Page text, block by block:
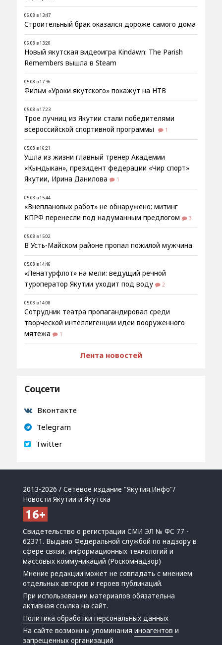
06.08 в 13:47
Строительный брак оказался дороже самого дома
06.08 в 13:20
Новый якутская видеоигра Kindawn: The Parish
Remembers вышла в Steam
05.08 в 17:36
Фильм «Уроки якутского» покажут на НТВ
05.08 в 17:23
Трое лучниц из Якутии стали победителями
всероссийской спортивной программы
1
05.08 в 16:21
Ушла из жизни главный тренер Академии
«Кындыкан», президент федерации «Чир спорт»
Якутии, Ирина Данилова
1
05.08 в 15:44
«Внеплановых работ» не обнаружено: митинг
КПРФ перенесли под надуманным предлогом
3
05.08 в 15:02
В Усть-Майском районе пропал пожилой мужчина
05.08 в 14:46
«Ленатурфлот» на мели: ведущий речной
туроператор Якутии уходит под воду
2
05.08 в 14:08
Сотрудник театра пропагандировал среди
творческой интеллигенции идеи вооруженного
мятежа
1
Лента новостей
Соцсети
Вконтакте
Telegram
Twitter
2013-2026 / Сетевое издание "Якутия.Инфо"/
Новости Якутии и Якутска
Свидетельство о регистрации СМИ ЭЛ № ФС 77 -
62371. Выдано Федеральной службой по надзору в
сфере связи, информационных технологий и
массовых коммуникаций (Роскомнадзор)
Мнение редакции может не совпадать с мнением
отдельных авторов и героев публикаций.
При использовании материалов обязательна
активная ссылка на сайт.
Политика обработки персональных данных
На сайте возможны упоминанияиноагентов и
запрещенных организаций